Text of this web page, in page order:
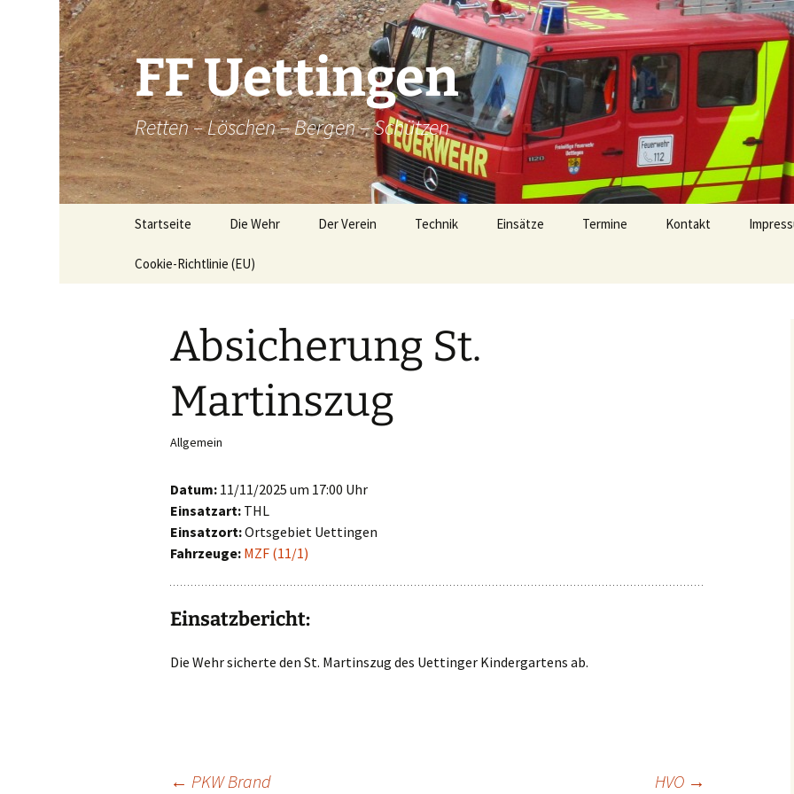
Zum
Inhalt
springen
FF Uettingen
Retten – Löschen – Bergen – Schützen
Startseite Die Wehr
Die Wehr
Atemschutz
Maschinisten
Kinderfeuerwehr
Nachwuchs gesucht!
Der Verein
Historische
Brandkatatstrophen
Dorfordnung von 1728
Technik
Gerätehaus
Einsätze
Einsätze 2018
Einsätze 2016
Termine Kontakt
Cookie-Richtlinie (EU)
Absicherung St.
Martinszug
Allgemein
Datum: 11/11/2025 um 17:00 Uhr
Einsatzart: THL
Einsatzort:Ortsgebiet Uettingen
Fahrzeuge: MZF (11/1)
Einsatzbericht:
Die Wehr sicherte den St. Martinszug des Uettinger Kindergartens ab.
← PKW Brand HVO →